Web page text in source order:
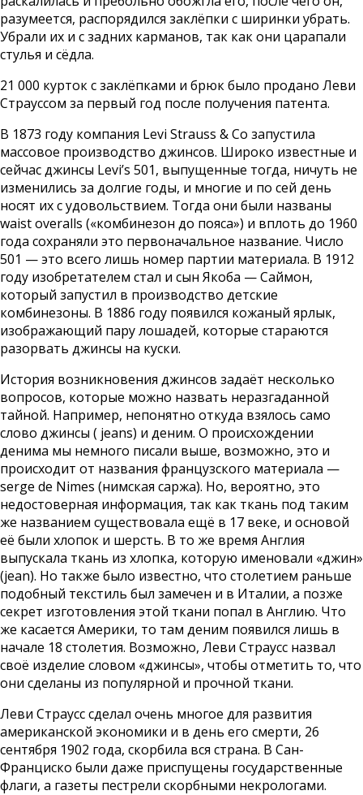
разумеется, распорядился заклёпки с ширинки убрать.
Убрали их и с задних карманов, так как они царапали
стулья и сёдла.
21 000 курток с заклёпками и брюк было продано Леви
Страуссом за первый год после получения патента.
В 1873 году компания Levi Strauss & Co запустила
массовое производство джинсов. Широко известные и
сейчас джинсы Levi’s 501, выпущенные тогда, ничуть не
изменились за долгие годы, и многие и по сей день
носят их с удовольствием. Тогда они были названы
waist overalls («комбинезон до пояса») и вплоть до 1960
года сохраняли это первоначальное название. Число
501 — это всего лишь номер партии материала. В 1912
году изобретателем стал и сын Якоба — Саймон,
который запустил в производство детские
комбинезоны. В 1886 году появился кожаный ярлык,
изображающий пару лошадей, которые стараются
разорвать джинсы на куски.
История возникновения джинсов задаёт несколько
вопросов, которые можно назвать неразгаданной
тайной. Например, непонятно откуда взялось само
слово джинсы ( jeans) и деним. О происхождении
денима мы немного писали выше, возможно, это и
происходит от названия французского материала —
serge de Nimes (нимская саржа). Но, вероятно, это
недостоверная информация, так как ткань под таким
же названием существовала ещё в 17 веке, и основой
её были хлопок и шерсть. В то же время Англия
выпускала ткань из хлопка, которую именовали «джин»
(jean). Но также было известно, что столетием раньше
подобный текстиль был замечен и в Италии, а позже
секрет изготовления этой ткани попал в Англию. Что
же касается Америки, то там деним появился лишь в
начале 18 столетия. Возможно, Леви Страусс назвал
своё изделие словом «джинсы», чтобы отметить то, что
они сделаны из популярной и прочной ткани.
Леви Страусс сделал очень многое для развития
американской экономики и в день его смерти, 26
сентября 1902 года, скорбила вся страна. В Сан-
Франциско были даже приспущены государственные
флаги, а газеты пестрели скорбными некрологами.